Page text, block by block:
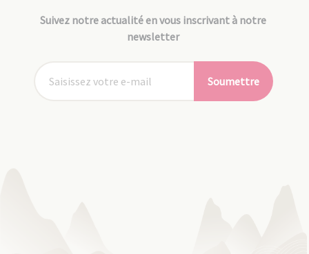
Suivez notre actualité en vous inscrivant à notre
newsletter
Soumettre